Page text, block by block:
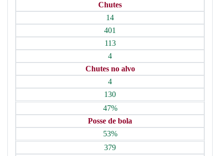
Chutes
14
401
113
4
Chutes no alvo
4
130
47%
Posse de bola
53%
379